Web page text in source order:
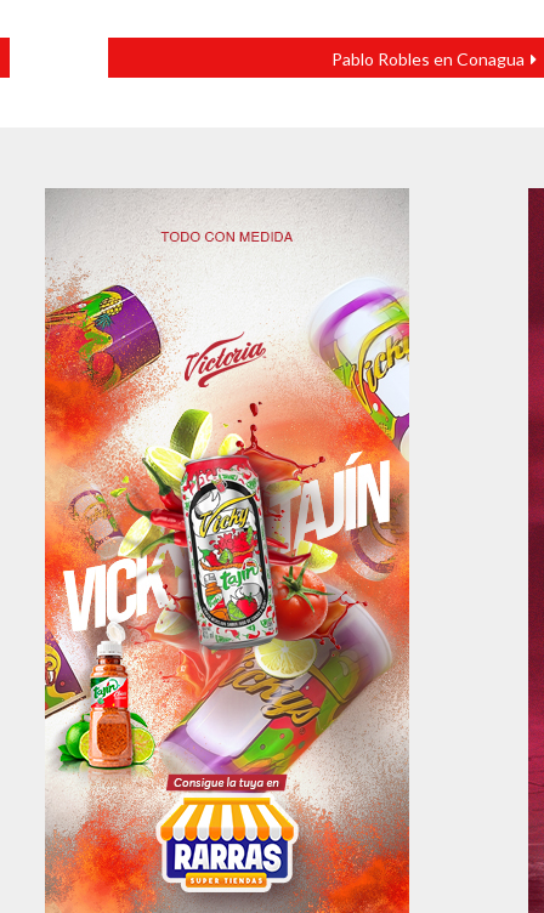
Pablo Robles en Conagua